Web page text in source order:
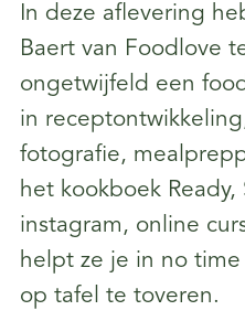
In deze aflevering
Baert van Foodlove
ongetwijfeld een
in
fotografie,
het kookboek Ready,
instagram, online
helpt ze je in no
op tafel te toveren.